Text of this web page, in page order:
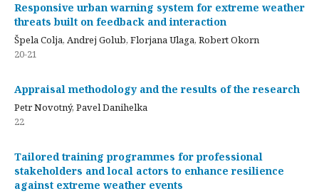
Responsive urban warning system for extreme weather
threats built on feedback and interaction
Špela Colja, Andrej Golub, Florjana Ulaga, Robert Okorn
20-21
Appraisal methodology and the results of the research
Petr Novotný, Pavel Danihelka
22
Tailored training programmes for professional
stakeholders and local actors to enhance resilience
against extreme weather events